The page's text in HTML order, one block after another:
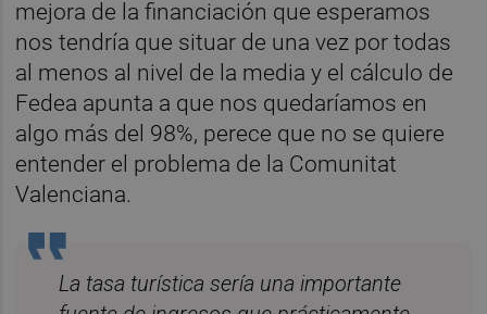
mejora de la financiación que esperamos
nos tendría que situar de una vez por todas
al menos al nivel de la media y el cálculo de
Fedea apunta a que nos quedaríamos en
algo más del 98%, perece que no se quiere
entender el problema de la Comunitat
Valenciana.
La tasa turística sería una importante